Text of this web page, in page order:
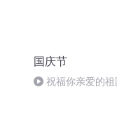
国庆节
祝福你亲爱的祖